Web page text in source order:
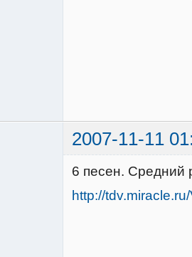
2007-11-11
6 песен. Средний
http://